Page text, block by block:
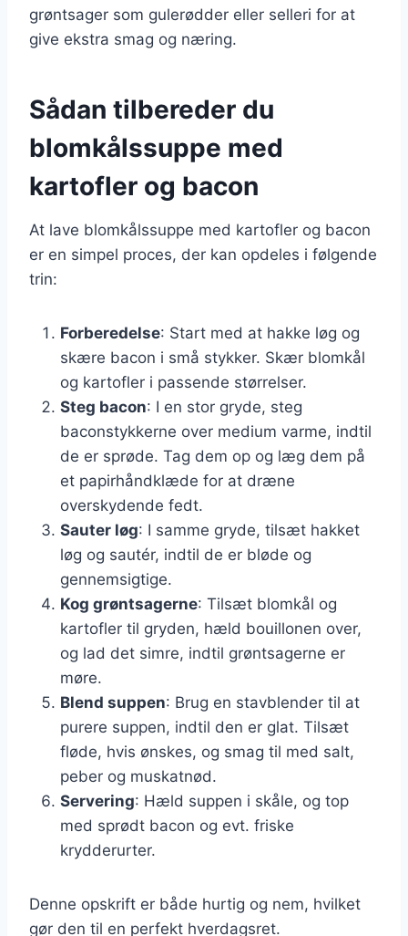
grøntsager som gulerødder eller selleri for at
give ekstra smag og næring.
Sådan tilbereder du
blomkålssuppe med
kartofler og bacon
At lave blomkålssuppe med kartofler og bacon
er en simpel proces, der kan opdeles i følgende
trin:
Forberedelse: Start med at hakke løg og
skære bacon i små stykker. Skær blomkål
og kartofler i passende størrelser.
Steg bacon: I en stor gryde, steg
baconstykkerne over medium varme, indtil
de er sprøde. Tag dem op og læg dem på
et papirhåndklæde for at dræne
overskydende fedt.
Sauter løg: I samme gryde, tilsæt hakket
løg og sautér, indtil de er bløde og
gennemsigtige.
Kog grøntsagerne: Tilsæt blomkål og
kartofler til gryden, hæld bouillonen over,
og lad det simre, indtil grøntsagerne er
møre.
Blend suppen: Brug en stavblender til at
purere suppen, indtil den er glat. Tilsæt
fløde, hvis ønskes, og smag til med salt,
peber og muskatnød.
Servering: Hæld suppen i skåle, og top
med sprødt bacon og evt. friske
krydderurter.
Denne opskrift er både hurtig og nem, hvilket
gør den til en perfekt hverdagsret.